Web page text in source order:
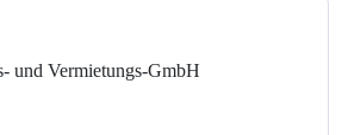
und Vermietungs-GmbH